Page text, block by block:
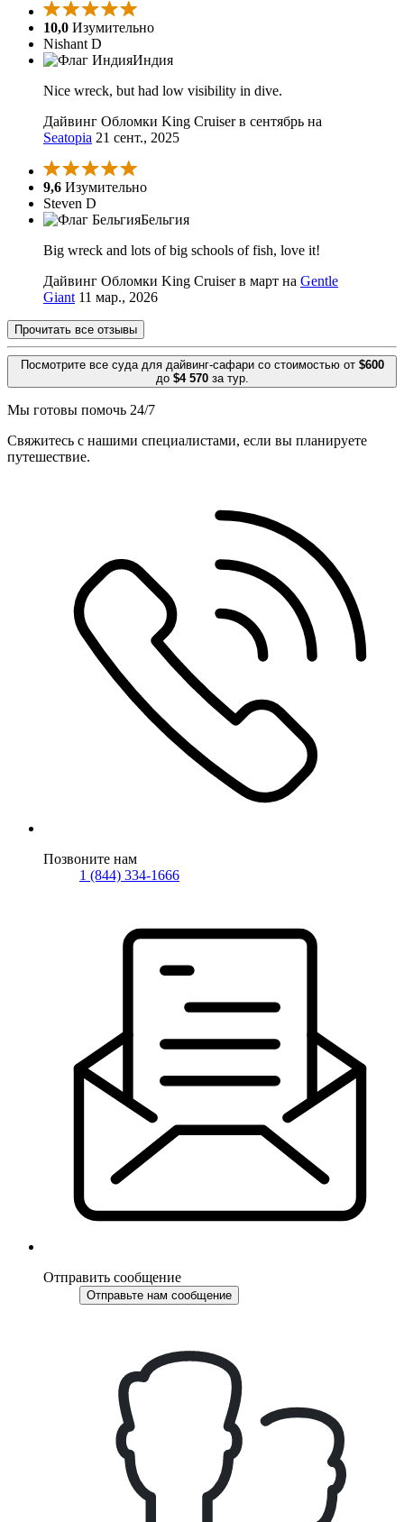
10,0 Изумительно
Nishant D
Индия
Nice wreck, but had low visibility in dive.
Дайвинг Обломки King Cruiser в сентябрь на
Seatopia 21 сент., 2025
9,6 Изумительно
Steven D
Бельгия
Big wreck and lots of big schools of fish, love it!
Дайвинг Обломки King Cruiser в март на Gentle
Giant 11 мар., 2026
Прочитать все отзывы
Посмотрите все суда для дайвинг-сафари со стоимостью от $600
до $4 570за тур.
Мы готовы помочь 24/7
Свяжитесь с нашими специалистами, если вы планируете
путешествие.
Позвоните нам
1 (844) 334-1666
Отправить сообщение
Отправьте нам сообщение